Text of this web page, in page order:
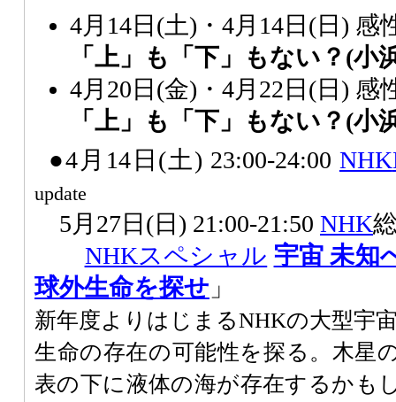
4月14日(土)・4月14日(日) 感
「上」も「下」もない？(小
4月20日(金)・4月22日(日) 感
「上」も「下」もない？(小
●4月14日(土) 23:00-24:00 NHK
update
5月27日(日) 21:00-21:50 NHK
NHKスペシャル 宇宙 未知
球外生命を探せ 」
新年度よりはじまるNHKの大型宇
生命の存在の可能性を探る。木星
表の下に液体の海が存在するかも